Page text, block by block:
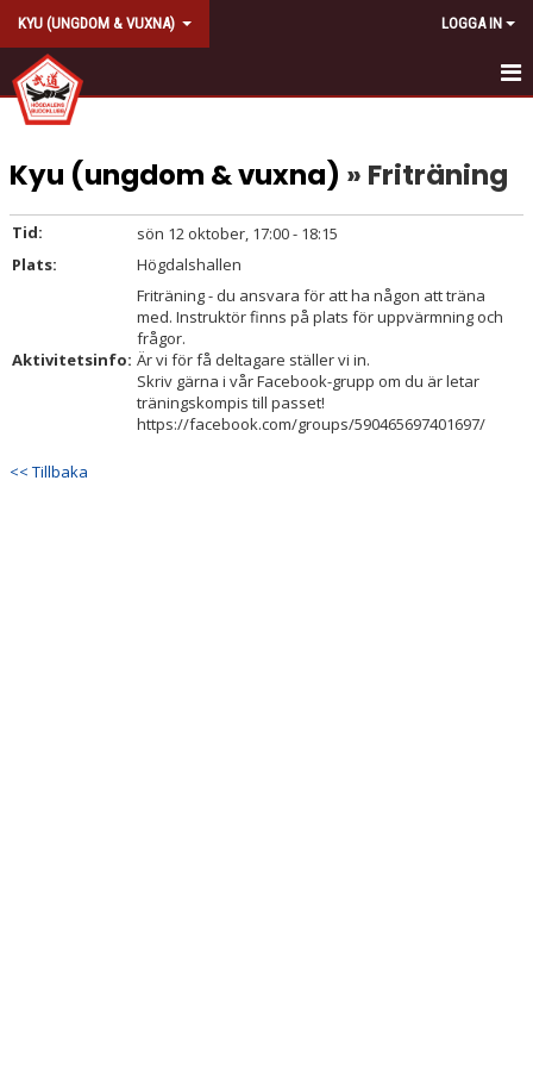
KYU (UNGDOM & VUXNA) LOGGA IN
HEM
KALENDER
KONTAKT
AVGIFT
Kyu (ungdom & vuxna) » Friträning
Tid:
sön 12 oktober, 17:00 - 18:15
Plats:
Högdalshallen
Aktivitetsinfo:
Friträning - du ansvara för att ha någon att träna
med. Instruktör finns på plats för uppvärmning och
frågor.
Är vi för få deltagare ställer vi in.
Skriv gärna i vår Facebook-grupp om du är letar
träningskompis till passet!
https://facebook.com/groups/590465697401697/
<< Tillbaka